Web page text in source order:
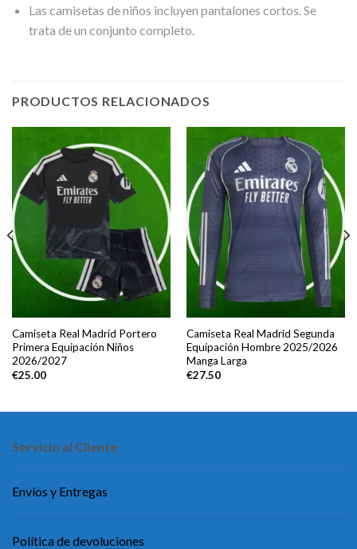
Las camisetas de niños incluyen pantalones cortos. Se
trata de un conjunto completo.
PRODUCTOS RELACIONADOS
Camiseta Real Madrid Portero
Primera Equipación Niños
2026/2027
€25.00
Camiseta Real Madrid Segunda
Equipación Hombre 2025/2026
Manga Larga
€27.50
Servicio al Cliente
Envíos y Entregas
Política de devoluciones